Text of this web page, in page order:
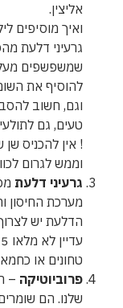
אליצין.
ואיך מוסיפים
גרעיני דלעת
שמשפשפים
להוסיף את
וגם, חשוב
טעים, גם
! אין להכניס
וממש לגרום
גרעיני דלעת
מערכת החיסון
הדלעת יש
טחונים או
פרוביוטיקה –
שלנו. הם